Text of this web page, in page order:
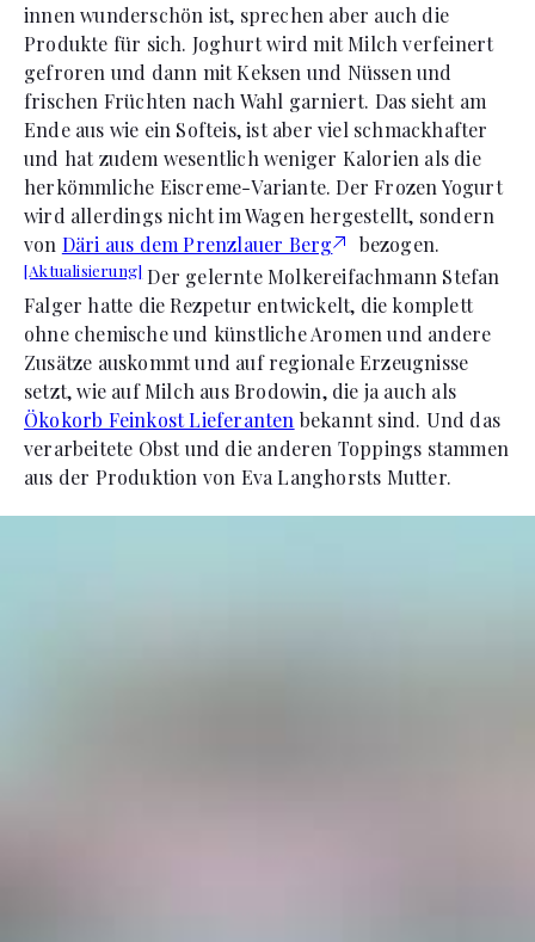
innen wunderschön ist, sprechen aber auch die
Produkte für sich. Joghurt wird mit Milch verfeinert
gefroren und dann mit Keksen und Nüssen und
frischen Früchten nach Wahl garniert. Das sieht am
Ende aus wie ein Softeis, ist aber viel schmackhafter
und hat zudem wesentlich weniger Kalorien als die
herkömmliche Eiscreme-Variante. Der Frozen Yogurt
wird allerdings nicht im Wagen hergestellt, sondern
von Däri aus dem Prenzlauer Berg bezogen.
[Aktualisierung]Der gelernte Molkereifachmann Stefan
Falger hatte die Rezpetur entwickelt, die komplett
ohne chemische und künstliche Aromen und andere
Zusätze auskommt und auf regionale Erzeugnisse
setzt, wie auf Milch aus Brodowin, die ja auch als
Ökokorb Feinkost Lieferanten bekannt sind. Und das
verarbeitete Obst und die anderen Toppings stammen
aus der Produktion von Eva Langhorsts Mutter.